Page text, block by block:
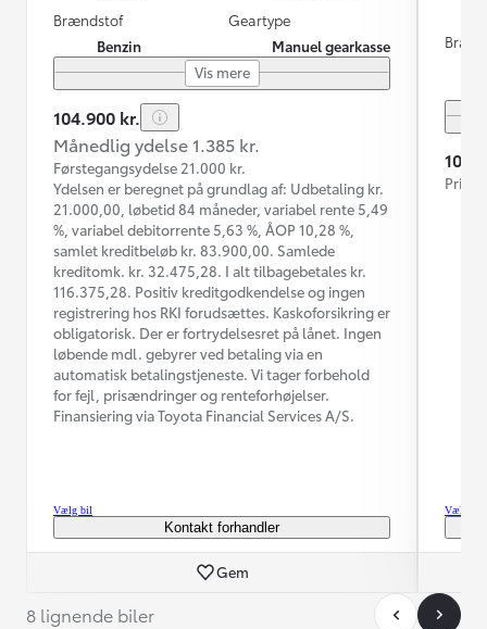
Brændstof
Benzin
Geartype
Manuel gearkasse
Vis mere
104.900 kr.
Månedlig ydelse 1.385 kr.
Førstegangsydelse 21.000 kr.
Ydelsen er beregnet på grundlag af: Udbetaling kr.
21.000,00, løbetid 84 måneder, variabel rente 5,49
%, variabel debitorrente 5,63 %, ÅOP 10,28 %,
samlet kreditbeløb kr. 83.900,00. Samlede
kreditomk. kr. 32.475,28. I alt tilbagebetales kr.
116.375,28. Positiv kreditgodkendelse og ingen
registrering hos RKI forudsættes. Kaskoforsikring er
obligatorisk. Der er fortrydelsesret på lånet. Ingen
løbende mdl. gebyrer ved betaling via en
automatisk betalingstjeneste. Vi tager forbehold
for fejl, prisændringer og renteforhøjelser.
Finansiering via Toyota Financial Services A/S.
Vælg bil
Kontakt forhandler
Gem
Vælg bil
8 lignende biler